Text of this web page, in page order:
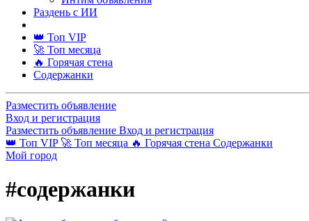
Раздень с ИИ
👑 Топ VIP
🚀 Топ месяца
🔥 Горячая стена
Содержанки
Разместить объявление
Вход и регистрация
Разместить объявление Вход и регистрация
👑 Топ VIP 🚀 Топ месяца 🔥 Горячая стена Содержанки
Мой город
#содержанки